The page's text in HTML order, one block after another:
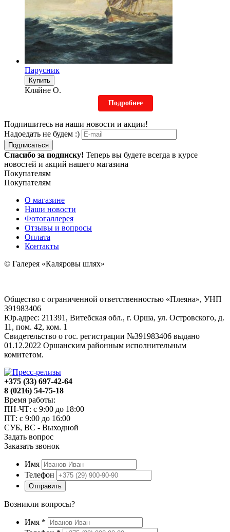
Парусник
Купить
Кляйне О.
Подробнее
Подпишитесь на наши новости и акции!
Надоедать не будем :)
Подписаться
Спасибо за подписку! Теперь вы будете всегда в курсе
новостей и акций нашего магазина
Покупателям
Покупателям
О магазине
Наши новости
Фотогаллерея
Отзывы и вопросы
Оплата
Контакты
© Галерея «Каляровы шлях»
Общество с ограниченной ответственностью «Плеяна», УНП
391983406
Юр.адрес: 211391, Витебская обл., г. Орша, ул. Островского, д.
11, пом. 42, ком. 1
Свидетельство о гос. регистрации №391983406 выдано
01.12.2022 Оршанским районным исполнительным
комитетом.
+375 (33) 697-42-64
8 (0216) 54-75-18
Время работы:
ПН-ЧТ: с 9:00 до 18:00
ПТ: с 9:00 до 16:00
СУБ, ВС - Выходной
Задать вопрос
Заказать звонок
Имя
Телефон
Отправить
Возникли вопросы?
Имя *